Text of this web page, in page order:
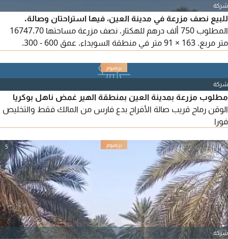
شركة
للبيع نصف مزرعة في مدينة العين، فيها استراحتان وصالة.
المطلوب 750 ألف درهم للهكتار. نصف مزرعة مساحتها 16747.70
متر مربع. 163 × 91 متر في منطقة السويداء. عمق 600 - 300.
شركة
مطلوب مزرعة بمدينة العين بمنطقة الهير غمض ناهل بوكريا
الوقن رماح قريب صالة الأفراح بدع فارس من المالك فقط والتخليص
فورا
5
شركة